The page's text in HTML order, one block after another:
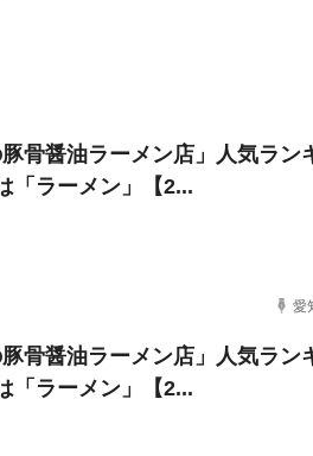
豚骨醤油ラーメン店」人気ラン
「ラーメン」【2...
愛
豚骨醤油ラーメン店」人気ラン
「ラーメン」【2...